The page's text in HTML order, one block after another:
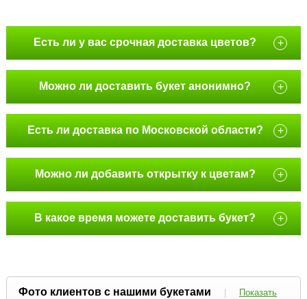
Есть ли у вас срочная доставка цветов? +
Можно ли доставить букет анонимно? +
Есть ли доставка по Московской области? +
Можно ли добавить открытку к цветам? +
В какое время можете доставить букет? +
Фото клиентов с нашими букетами |
Показать